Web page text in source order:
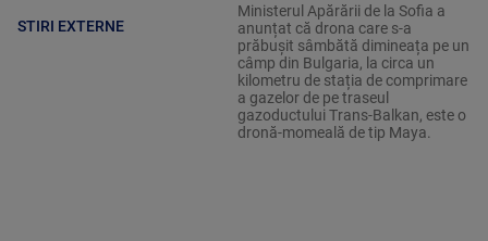
STIRI EXTERNE
Ministerul Apărării de la Sofia a
anunțat că drona care s-a
prăbușit sâmbătă dimineața pe un
câmp din Bulgaria, la circa un
kilometru de stația de comprimare
a gazelor de pe traseul
gazoductului Trans-Balkan, este o
dronă-momeală de tip Maya.